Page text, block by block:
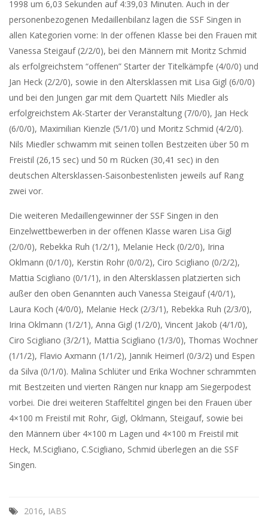
1998 um 6,03 Sekunden auf 4:39,03 Minuten. Auch in der
personenbezogenen Medaillenbilanz lagen die SSF Singen in
allen Kategorien vorne: In der offenen Klasse bei den Frauen mit
Vanessa Steigauf (2/2/0), bei den Männern mit Moritz Schmid
als erfolgreichstem “offenen” Starter der Titelkämpfe (4/0/0) und
Jan Heck (2/2/0), sowie in den Altersklassen mit Lisa Gigl (6/0/0)
und bei den Jungen gar mit dem Quartett Nils Miedler als
erfolgreichstem Ak-Starter der Veranstaltung (7/0/0), Jan Heck
(6/0/0), Maximilian Kienzle (5/1/0) und Moritz Schmid (4/2/0).
Nils Miedler schwamm mit seinen tollen Bestzeiten über 50 m
Freistil (26,15 sec) und 50 m Rücken (30,41 sec) in den
deutschen Altersklassen-Saisonbestenlisten jeweils auf Rang
zwei vor.
Die weiteren Medaillengewinner der SSF Singen in den
Einzelwettbewerben in der offenen Klasse waren Lisa Gigl
(2/0/0), Rebekka Ruh (1/2/1), Melanie Heck (0/2/0), Irina
Oklmann (0/1/0), Kerstin Rohr (0/0/2), Ciro Scigliano (0/2/2),
Mattia Scigliano (0/1/1), in den Altersklassen platzierten sich
außer den oben Genannten auch Vanessa Steigauf (4/0/1),
Laura Koch (4/0/0), Melanie Heck (2/3/1), Rebekka Ruh (2/3/0),
Irina Oklmann (1/2/1), Anna Gigl (1/2/0), Vincent Jakob (4/1/0),
Ciro Scigliano (3/2/1), Mattia Scigliano (1/3/0), Thomas Wochner
(1/1/2), Flavio Axmann (1/1/2), Jannik Heimerl (0/3/2) und Espen
da Silva (0/1/0). Malina Schlüter und Erika Wochner schrammten
mit Bestzeiten und vierten Rängen nur knapp am Siegerpodest
vorbei. Die drei weiteren Staffeltitel gingen bei den Frauen über
4×100 m Freistil mit Rohr, Gigl, Oklmann, Steigauf, sowie bei
den Männern über 4×100 m Lagen und 4×100 m Freistil mit
Heck, M.Scigliano, C.Scigliano, Schmid überlegen an die SSF
Singen.
2016, IABS